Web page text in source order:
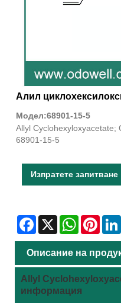
Алил
Модел:68901-15-5
Allyl Cyclohexyloxyacetate;
68901-15-5
Изпратете запитване
Facebook
X WhatsApp
Описание на
Allyl
информация